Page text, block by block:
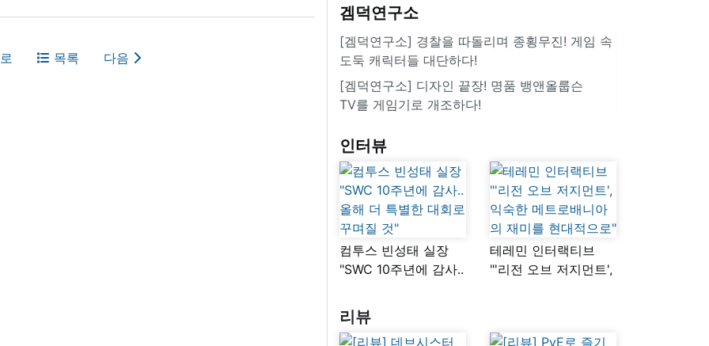
목록 다음
겜덕연구소
[겜덕연구소] 경찰을 따돌리며 종횡무진! 게임 속
도둑 캐릭터들 대단하다!
[겜덕연구소] 디자인 끝장! 명품 뱅앤올룹슨
TV를 게임기로 개조하다!
인터뷰
컴투스 빈성태 실장
"SWC 10주년에 감사..
꾸며질 것"
테레민 인터랙티브
"'리전 오브 저지먼트',
리뷰